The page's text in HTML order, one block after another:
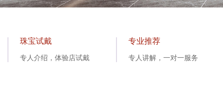
珠宝试戴
专人介绍，体验店试戴
专业推荐
专人讲解，一对一服务